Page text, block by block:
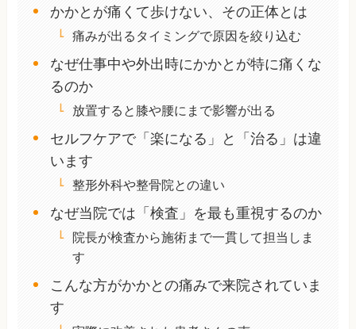
かかとが痛くて歩けない、その正体とは
痛みが出るタイミングで原因を絞り込む
なぜ仕事中や外出時にかかとが特に痛くな
るのか
放置すると膝や腰にまで影響が出る
セルフケアで「楽になる」と「治る」は違
います
整形外科や整骨院との違い
なぜ当院では「検査」を最も重視するのか
院長が検査から施術まで一貫して担当しま
す
こんな方がかかとの痛みで来院されていま
す